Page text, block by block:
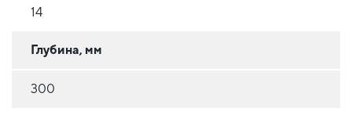
14
Глубина, мм
300